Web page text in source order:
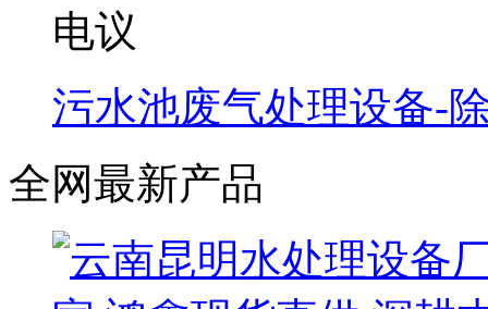
电议
污水池废气处理设备-
全网最新产品